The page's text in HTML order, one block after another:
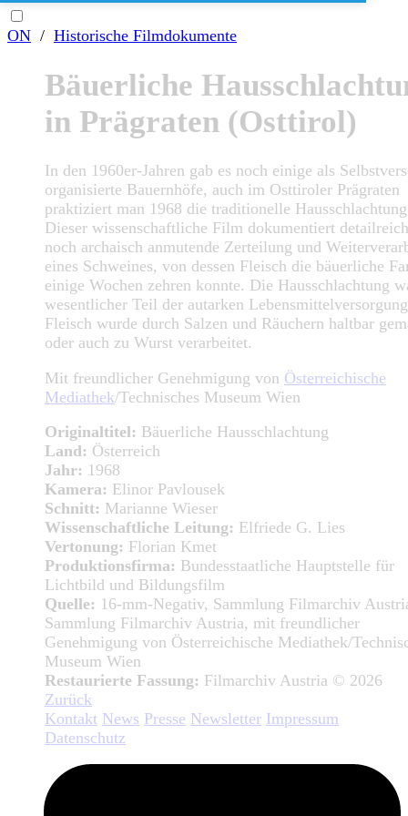
ON / Historische Filmdokumente
Bäuerliche
in Prägraten (Osttirol)
In den 1960er-Jahren gab es noch einige als
organisierte Bauernhöfe, auch im Osttiroler Prägraten
praktiziert man 1968 die traditionelle
Dieser wissenschaftliche Film dokumentiert
noch archaisch anmutende Zerteilung und
eines Schweines, von dessen Fleisch die bäuerliche
einige Wochen zehren konnte. Die Hausschlachtung
wesentlicher Teil der autarken
Fleisch wurde durch Salzen und Räuchern haltbar
oder auch zu Wurst verarbeitet.
Mit freundlicher Genehmigung von Österreichische
Mediathek/Technisches Museum Wien
Originaltitel: Bäuerliche Hausschlachtung
Land: Österreich
Jahr: 1968
Kamera: Elinor Pavlousek
Schnitt: Marianne Wieser
Wissenschaftliche Leitung: Elfriede G. Lies
Vertonung: Florian Kmet
Produktionsfirma: Bundesstaatliche Hauptstelle für
Lichtbild und Bildungsfilm
Quelle: 16-mm-Negativ, Sammlung Filmarchiv
Sammlung Filmarchiv Austria, mit freundlicher
Genehmigung von Österreichische Mediathek/
Museum Wien
Restaurierte Fassung: Filmarchiv Austria © 2026
Zurück
Kontakt News Presse Newsletter Impressum
Datenschutz